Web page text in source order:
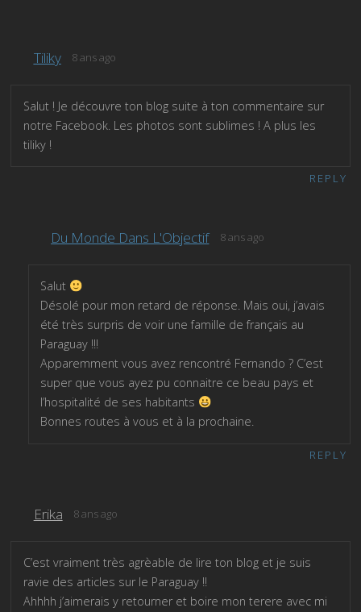
Tiliky 8 ans ago
Salut ! Je découvre ton blog suite à ton commentaire sur
notre Facebook. Les photos sont sublimes ! A plus les
tiliky !
REPLY
Du Monde Dans L'Objectif 8 ans ago
Salut
Désolé pour mon retard de réponse. Mais oui, j’avais
été très surpris de voir une famille de français au
Paraguay !!!
Apparemment vous avez rencontré Fernando ? C’est
super que vous ayez pu connaitre ce beau pays et
l’hospitalité de ses habitants
Bonnes routes à vous et à la prochaine.
REPLY
Erika 8 ans ago
C’est vraiment très agrèable de lire ton blog et je suis
ravie des articles sur le Paraguay !!
Ahhhh j’aimerais y retourner et boire mon terere avec mi